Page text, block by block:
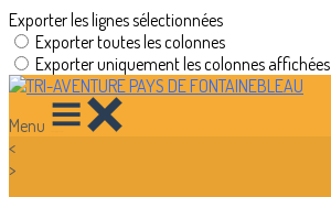
Exporter les lignes sélectionnées
Exporter toutes les colonnes
Exporter uniquement les colonnes affichées
Menu
<
>